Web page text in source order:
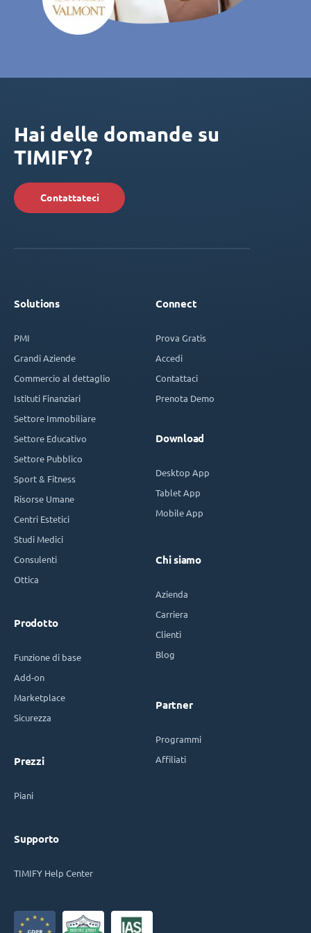
Hai delle domande su
TIMIFY?
Contattateci
Solutions
PMI
Grandi Aziende
Commercio al dettaglio
Istituti Finanziari
Settore Immobiliare
Settore Educativo
Settore Pubblico
Sport & Fitness
Risorse Umane
Centri Estetici
Studi Medici
Consulenti
Ottica
Prodotto
Funzione di base
Add-on
Marketplace
Sicurezza
Prezzi
Piani
Supporto
TIMIFY Help Center
Connect
Prova Gratis
Accedi
Contattaci
Prenota Demo
Download
Desktop App
Tablet App
Mobile App
Chi siamo
Azienda
Carriera
Clienti
Blog
Partner
Programmi
Affiliati